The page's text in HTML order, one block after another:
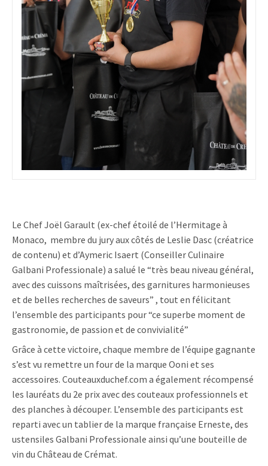
Le Chef Joël Garault (ex-chef étoilé de l’Hermitage à
Monaco, membre du jury aux côtés de Leslie Dasc (créatrice
de contenu) et d’Aymeric Isaert (Conseiller Culinaire
Galbani Professionale) a salué le “très beau niveau général,
avec des cuissons maîtrisées, des garnitures harmonieuses
et de belles recherches de saveurs” , tout en félicitant
l’ensemble des participants pour “ce superbe moment de
gastronomie, de passion et de convivialité”
Grâce à cette victoire, chaque membre de l’équipe gagnante
s’est vu remettre un four de la marque Ooni et ses
accessoires. Couteauxduchef.com a également récompensé
les lauréats du 2e prix avec des couteaux professionnels et
des planches à découper. L’ensemble des participants est
reparti avec un tablier de la marque française Erneste, des
ustensiles Galbani Professionale ainsi qu’une bouteille de
vin du Château de Crémat.